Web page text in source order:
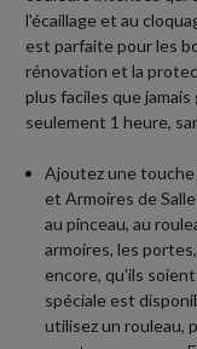
l'écaillage et au
est parfaite pour les
rénovation et la
plus faciles que
seulement 1 heure,
Ajoutez une touche
et Armoires de
au pinceau, au
armoires, les
encore, qu'ils
spéciale est
utilisez un rouleau,